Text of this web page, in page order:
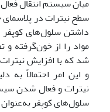
سطح نیترات در
داشتن سلول‌های
مواد را از خون‌گرفته
شد که با افزایش
و این امر احتمالاً به
نیترات و فعال شدن
سلول‌های کوپفر